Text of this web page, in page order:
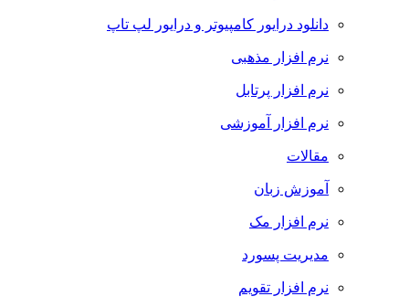
دانلود درایور کامپیوتر و درایور لپ تاپ
نرم افزار مذهبی
نرم افزار پرتابل
نرم افزار آموزشی
مقالات
آموزش زبان
نرم افزار مک
مدیریت پسورد
نرم افزار تقویم